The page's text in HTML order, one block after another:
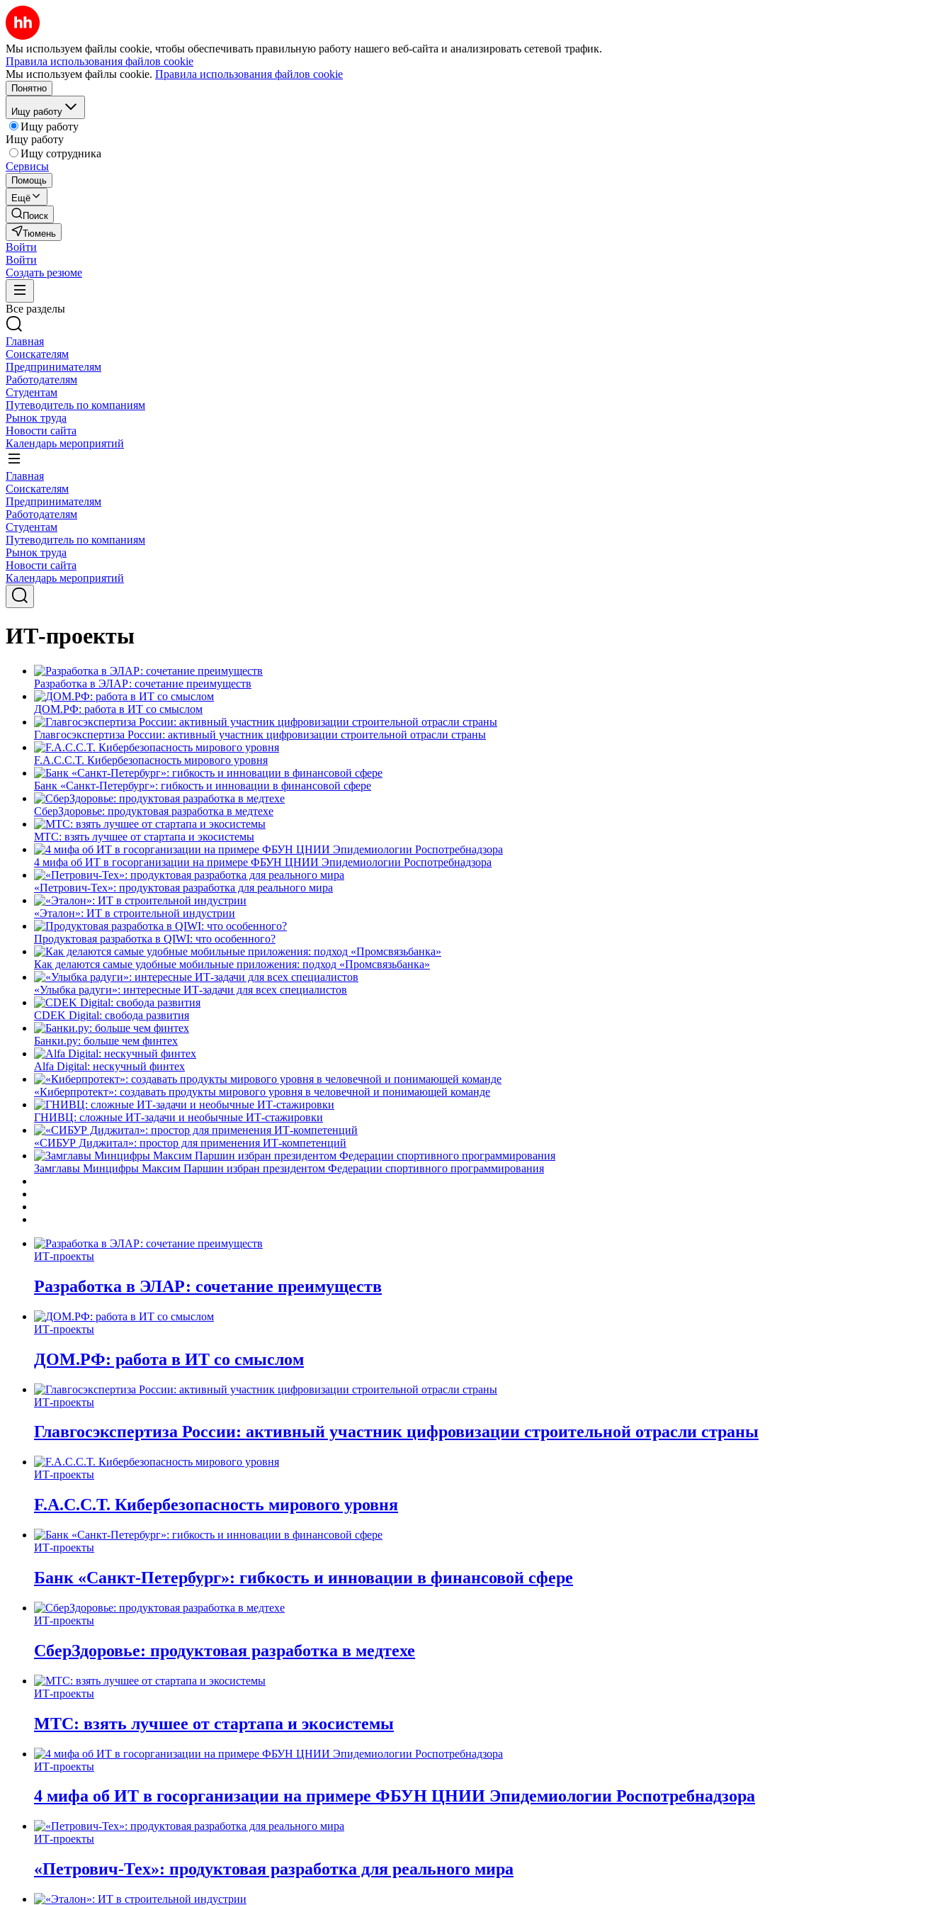
Мы используем файлы cookie, чтобы обеспечивать правильную работу нашего веб-сайта и анализировать сетевой трафик.
Правила использования файлов cookie
Мы используем файлы cookie. Правила использования файлов cookie
Понятно
Ищу работу
Ищу работу
Ищу работу
Ищу сотрудника
Сервисы
Помощь
Ещё
Поиск
Тюмень
Войти
Войти
Создать резюме
Все разделы
Главная
Соискателям
Предпринимателям
Работодателям
Студентам
Путеводитель по компаниям
Рынок труда
Новости сайта
Календарь мероприятий
Главная
Соискателям
Предпринимателям
Работодателям
Студентам
Путеводитель по компаниям
Рынок труда
Новости сайта
Календарь мероприятий
ИТ-проекты
Разработка в ЭЛАР: сочетание преимуществ
ДОМ.РФ: работа в ИТ со смыслом
Главгосэкспертиза России: активный участник цифровизации строительной отрасли страны
F.A.C.C.T. Кибербезопасность мирового уровня
Банк «Санкт-Петербург»: гибкость и инновации в финансовой сфере
СберЗдоровье: продуктовая разработка в медтехе
МТС: взять лучшее от стартапа и экосистемы
4 мифа об ИТ в госорганизации на примере ФБУН ЦНИИ Эпидемиологии Роспотребнадзора
«Петрович-Тех»: продуктовая разработка для реального мира
«Эталон»: ИТ в строительной индустрии
Продуктовая разработка в QIWI: что особенного?
Как делаются самые удобные мобильные приложения: подход «Промсвязьбанка»
«Улыбка радуги»: интересные ИТ-задачи для всех специалистов
CDEK Digital: свобода развития
Банки.ру: больше чем финтех
Alfa Digital: нескучный финтех
«Киберпротект»: создавать продукты мирового уровня в человечной и понимающей команде
ГНИВЦ: сложные ИТ‑задачи и необычные ИТ‑стажировки
«СИБУР Диджитал»: простор для применения ИТ-компетенций
Замглавы Минцифры Максим Паршин избран президентом Федерации спортивного программирования
ИТ-проекты
Разработка в ЭЛАР: сочетание преимуществ
ИТ-проекты
ДОМ.РФ: работа в ИТ со смыслом
ИТ-проекты
Главгосэкспертиза России: активный участник цифровизации строительной отрасли страны
ИТ-проекты
F.A.C.C.T. Кибербезопасность мирового уровня
ИТ-проекты
Банк «Санкт-Петербург»: гибкость и инновации в финансовой сфере
ИТ-проекты
СберЗдоровье: продуктовая разработка в медтехе
ИТ-проекты
МТС: взять лучшее от стартапа и экосистемы
ИТ-проекты
4 мифа об ИТ в госорганизации на примере ФБУН ЦНИИ Эпидемиологии Роспотребнадзора
ИТ-проекты
«Петрович-Тех»: продуктовая разработка для реального мира